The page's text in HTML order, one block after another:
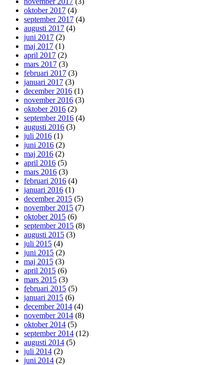
oktober 2017 (4)
september 2017 (4)
augusti 2017 (4)
juni 2017 (2)
maj 2017 (1)
april 2017 (2)
mars 2017 (3)
februari 2017 (3)
januari 2017 (3)
december 2016 (1)
november 2016 (3)
oktober 2016 (2)
september 2016 (4)
augusti 2016 (3)
juli 2016 (1)
juni 2016 (2)
maj 2016 (2)
april 2016 (5)
mars 2016 (3)
februari 2016 (4)
januari 2016 (1)
december 2015 (5)
november 2015 (7)
oktober 2015 (6)
september 2015 (8)
augusti 2015 (3)
juli 2015 (4)
juni 2015 (2)
maj 2015 (3)
april 2015 (6)
mars 2015 (3)
februari 2015 (5)
januari 2015 (6)
december 2014 (4)
november 2014 (8)
oktober 2014 (5)
september 2014 (12)
augusti 2014 (5)
juli 2014 (2)
juni 2014 (2)